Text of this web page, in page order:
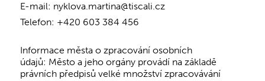
E-mail: nyklova.martina@tiscali.cz
Telefon: +420 603 384 456
Informace města o zpracování osobních
údajů: Město a jeho orgány provádí na základě
právních předpisů velké množství zpracovávání